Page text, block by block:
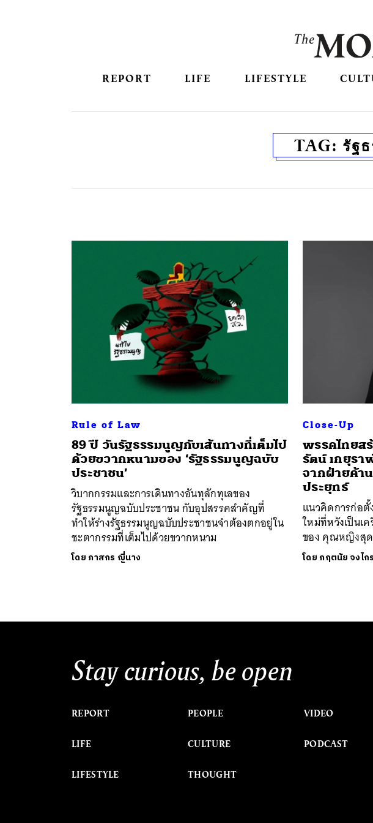
REPORT LIFE LIFESTYLE
TAG: รัฐ
Rule of Law
89 ปี วันรัฐธรรมนูญกับเส้นทางที่เต็มไป
ด้วยขวากหนามของ ‘รัฐธรรมนูญฉบับ
ประชาชน’
วิบากกรรมและการเดินทางอันทุลักทุเลของ
รัฐธรรมนูญฉบับประชาชน กับอุปสรรคสำคัญที่
ทำให้ร่างรัฐธรรมนูญฉบับประชาชนจำต้องตกอยู่ใน
ชะตากรรมที่เต็มไปด้วยขวากหนาม
โดย ภาสกร ญี่นาง
Close-Up
พรรคไทยส
รัตน์ เกยุร
จากฝ่ายค้า
ประยุทธ์
แนวคิดการก่อตั้
ใหม่ที่หวังเป็นเ
ของ คุณหญิงสุด
โดย กฤตนัย จงไก
Stay curious, be open
REPORT
LIFE
LIFESTYLE
PEOPLE
CULTURE
THOUGHT
VIDEO
PODCAST
ค้นหา
SHARE